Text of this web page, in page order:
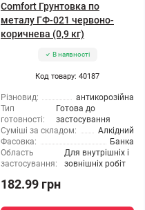
Comfort Грунтовка по
металу ГФ-021 червоно-
коричнева (0,9 кг)
В наявності
Код товару: 40187
Різновид:
антикорозійна
Тип
готовності:
Готова до
застосування
Суміші за складом:
Алкідний
Фасовка:
Банка
Область
застосування:
Для внутрішніх і
зовнішніх робіт
182.99 грн